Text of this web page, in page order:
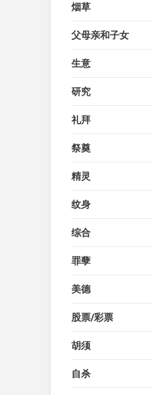
烟草
父母亲和子女
生意
研究
礼拜
祭奠
精灵
纹身
综合
罪孽
美德
股票/彩票
胡须
自杀